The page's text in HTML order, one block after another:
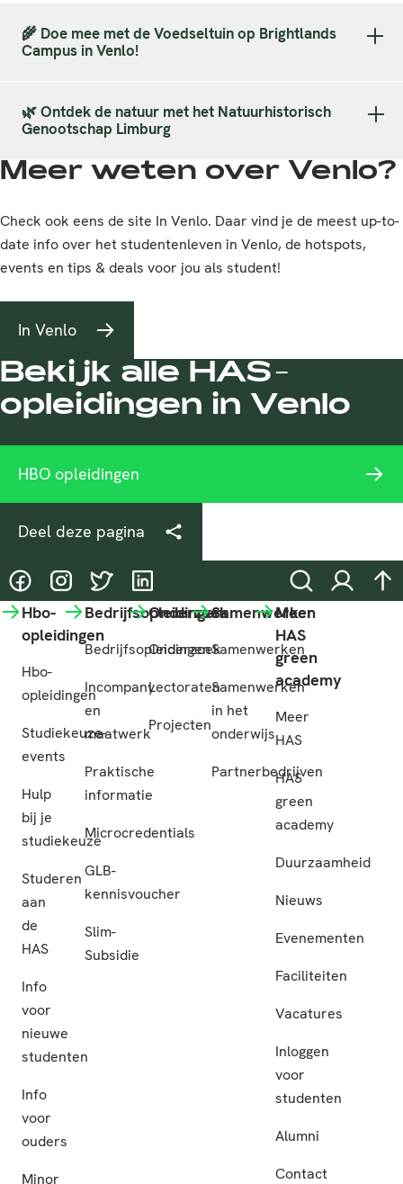
🌾 Doe mee met de Voedseltuin op Brightlands
Campus in Venlo!
🌿 Ontdek de natuur met het Natuurhistorisch
Genootschap Limburg
Meer weten over Venlo?
Check ook eens de site In Venlo. Daar vind je de meest up-to-
date info over het studentenleven in Venlo, de hotspots,
events en tips & deals voor jou als student!
In Venlo
Bekijk alle HAS-
opleidingen in Venlo
HBO opleidingen
Deel deze pagina
@HASgreenacademy
@HASgreenacademy
@greenacademyHAS
@HASgreenacademy ZoekenInloggen
Hbo-
opleidingen
Hbo-
opleidingen
Studiekeuze-
events
Hulp
bij je
studiekeuze
Studeren
aan
de
HAS
Info
voor
nieuwe
studenten
Info
voor
ouders
Minor
Bedrijfsopleidingen
Bedrijfsopleidingen
Incompany
en
maatwerk
Praktische
informatie
Microcredentials
GLB-
kennisvoucher
Slim-
Subsidie
Onderzoek
Onderzoek
Lectoraten
Projecten
Samenwerken
Samenwerken
Samenwerken
in het
onderwijs
Partnerbedrijven
Meer
HAS
green
academy
Meer
HAS
HAS
green
academy
Duurzaamheid
Nieuws
Evenementen
Faciliteiten
Vacatures
Inloggen
voor
studenten
Alumni
Contact